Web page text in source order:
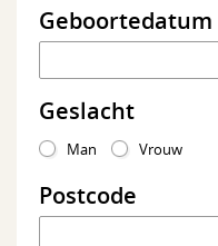
Waarom u zou
Sneller
Geboortedatum
Geslacht
Man Vrouw
Postcode